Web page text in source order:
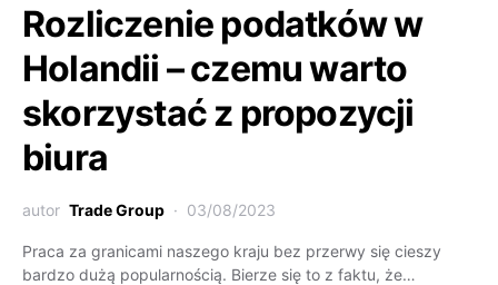
Rozliczenie podatków w
Holandii – czemu warto
skorzystać z propozycji
biura
autor Trade Group 03/08/2023
Praca za granicami naszego kraju bez przerwy się cieszy
bardzo dużą popularnością. Bierze się to z faktu, że…